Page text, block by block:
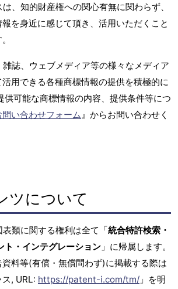
、知的財産権への関心有無に関わらず、
を身近に感じて頂き、活用いただくこと
誌、ウェブメディア等の様々なメディア
用できる各種商標情報の提供を積極的に
供可能な商標情報の内容、提供条件等につ
問い合わせフォーム 』からお問い合わせく
ツについて
類に関する権利は全て「統合特許検索・
ト・インテグレーション 」に帰属します。
料等(有償・無償問わず)に掲載する際は
, URL: https://patent-i.com/tm/ 」を明